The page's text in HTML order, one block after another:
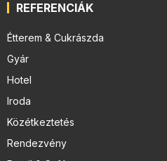
REFERENCIÁK
Étterem & Cukrászda
Gyár
Hotel
Iroda
Közétkeztetés
Rendezvény